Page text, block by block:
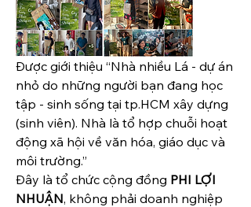
Được giới thiệu “Nhà nhiều Lá - dự án
nhỏ do những người bạn đang học
tập - sinh sống tại tp.HCM xây dựng
(sinh viên). Nhà là tổ hợp chuỗi hoạt
động xã hội về văn hóa, giáo dục và
môi trường.”
Đây là tổ chức cộng đồng PHI LỢI
NHUẬN, không phải doanh nghiệp